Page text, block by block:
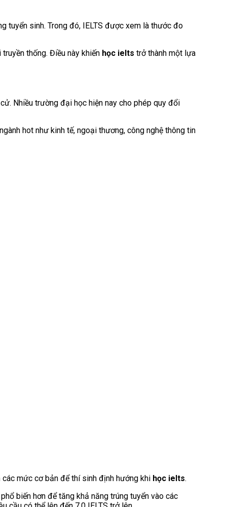
tuyển sinh. Trong đó, IELTS được xem là thước đo
thống. Điều này khiến học ielts trở thành một lựa
Nhiều trường đại học hiện nay cho phép quy đổi
hot như kinh tế, ngoại thương, công nghệ thông tin
các mức cơ bản để thí sinh định hướng khi học ielts.
biến hơn để tăng khả năng trúng tuyển vào các